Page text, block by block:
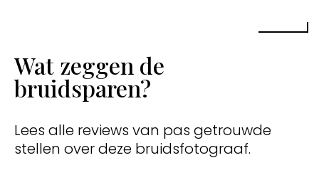
Wat zeggen de
bruidsparen?
Lees alle reviews van pas getrouwde
stellen over deze bruidsfotograaf.